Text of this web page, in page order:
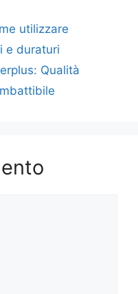
utilizzare
e duraturi
Qualità